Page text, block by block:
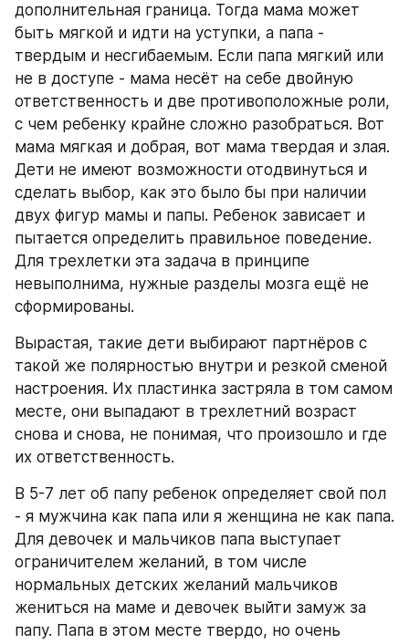
дополнительная граница. Тогда мама может
быть мягкой и идти на уступки, а папа -
твердым и несгибаемым. Если папа мягкий или
не в доступе - мама несёт на себе двойную
ответственность и две противоположные роли,
с чем ребенку крайне сложно разобраться. Вот
мама мягкая и добрая, вот мама твердая и злая.
Дети не имеют возможности отодвинуться и
сделать выбор, как это было бы при наличии
двух фигур мамы и папы. Ребенок зависает и
пытается определить правильное поведение.
Для трехлетки эта задача в принципе
невыполнима, нужные разделы мозга ещё не
сформированы.
Вырастая, такие дети выбирают партнёров с
такой же полярностью внутри и резкой сменой
настроения. Их пластинка застряла в том самом
месте, они выпадают в трехлетний возраст
снова и снова, не понимая, что произошло и где
их ответственность.
В 5-7 лет об папу ребенок определяет свой пол
- я мужчина как папа или я женщина не как папа.
Для девочек и мальчиков папа выступает
ограничителем желаний, в том числе
нормальных детских желаний мальчиков
жениться на маме и девочек выйти замуж за
папу. Папа в этом месте твердо, но очень